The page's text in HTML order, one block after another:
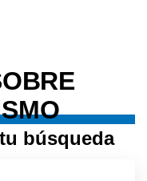
búsqueda